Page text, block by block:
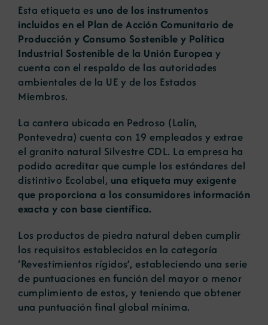
Esta etiqueta es uno de los instrumentos
incluidos en el Plan de Acción Comunitario de
Producción y Consumo Sostenible y Política
Industrial Sostenible de la Unión Europea y
cuenta con el respaldo de las autoridades
ambientales de la UE y de los Estados
Miembros.
La cantera ubicada en Pedroso (Lalín,
Pontevedra) cuenta con 19 empleados y extrae
el granito natural Silvestre CDL. La empresa ha
podido acreditar que cumple los estándares del
distintivo Ecolabel, una etiqueta muy exigente
que proporciona a los consumidores información
exacta y con base científica.
Los productos de piedra natural deben cumplir
los requisitos establecidos en la categoría
‘Revestimientos rígidos’, estableciendo una serie
de puntuaciones en función del mayor o menor
cumplimiento de estos, y teniendo que obtener
una puntuación final global mínima.